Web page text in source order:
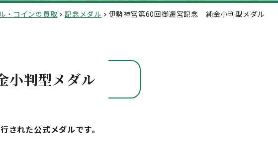
・コインの買取 記念メダル 伊勢神宮第60回御遷宮記念 純金小判型メダル
小判型メダル
された公式メダルです。